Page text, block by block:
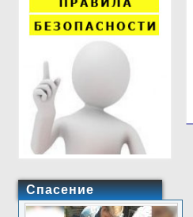
Спасение